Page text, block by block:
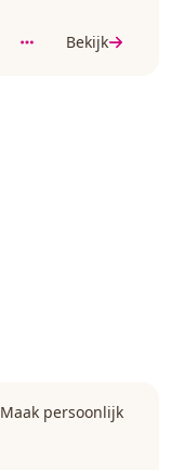
Bekijk
Maak persoonlijk